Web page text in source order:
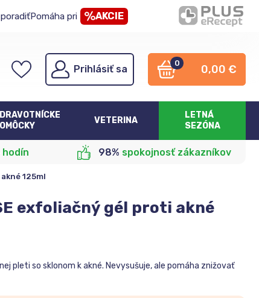
Pomáha pri AKCIE
Prihlásiť sa
0 0,00 €
VETERINA
LETNÁ
SEZÓNA
hodín 98% spokojnosť zákazníkov
125ml
exfoliačný gél proti akné
pleti so sklonom k ​​akné. Nevysušuje, ale pomáha znižovať